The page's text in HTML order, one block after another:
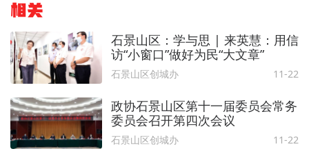
相关
石景山区：学与思 | 来英慧：用信
访“小窗口”做好为民“大文章”
石景山区创城办 11-22
政协石景山区第十一届委员会常务
委员会召开第四次会议
石景山区创城办 11-22